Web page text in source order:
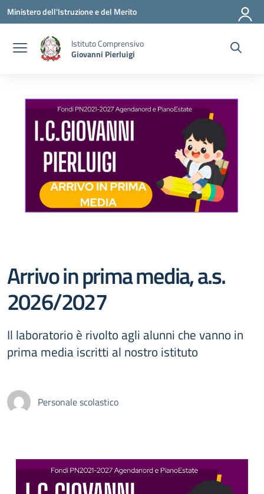
Vai ai contenuti
Vai al menu di navigazione
Vai al footer
Ministero dell'Istruzione e del Merito
Istituto Comprensivo
Giovanni Pierluigi
Arrivo in prima media, a.s.
2026/2027
Il laboratorio è rivolto agli alunni che vanno in
prima media iscritti al nostro istituto
Personale scolastico